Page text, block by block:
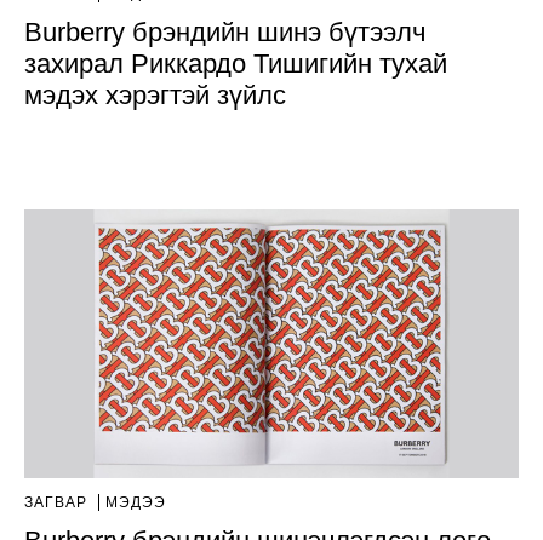
Burberry брэндийн шинэ бүтээлч
захирал Риккардо Тишигийн тухай
мэдэх хэрэгтэй зүйлс
ЗАГВАР МЭДЭЭ